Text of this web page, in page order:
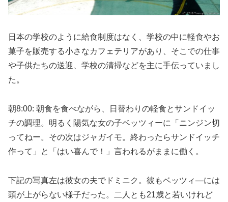
日本の学校のように給食制度はなく、学校の中に軽食やお
菓子を販売する小さなカフェテリアがあり、そこでの仕事
や子供たちの送迎、学校の清掃などを主に手伝っていまし
た。
朝8:00: 朝食を食べながら、日替わりの軽食とサンドイッ
チの調理。明るく陽気な女の子ベッツィーに「ニンジン切
ってねー。その次はジャガイモ。終わったらサンドイッチ
作って」と「はい喜んで！」言われるがままに働く。
下記の写真左は彼女の夫でドミニク。彼もベッツィ―には
頭が上がらない様子だった。二人とも21歳と若いけれど